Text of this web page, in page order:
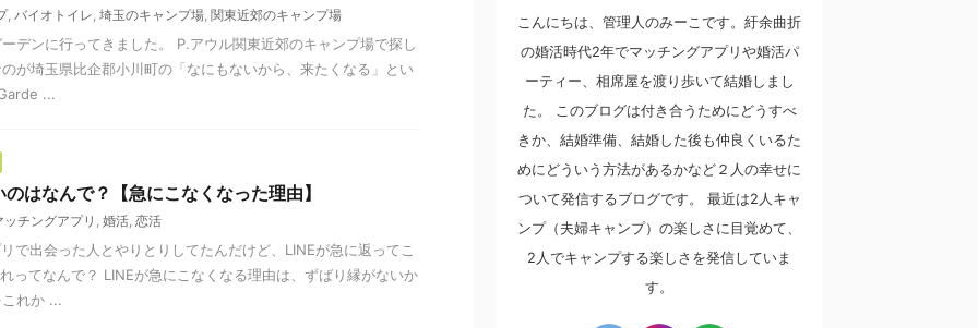
, バイオトイレ, 埼玉のキャンプ場, 関東近郊のキャンプ場
デンに行ってきました。 P.アウル関東近郊のキャンプ場で探し
が埼玉県比企郡小川町の「なにもないから、来たくなる」とい
...
はなんで？【急にこなくなった理由】
ッチングアプリ , 婚活, 恋活
で出会った人とやりとりしてたんだけど、LINEが急に返ってこ
ってなんで？ LINEが急にこなくなる理由は、ずばり縁がないか
れか ...
こんにちは、管理人のみーこです。紆余曲折
の婚活時代2年でマッチングアプリや婚活パ
ーティー、相席屋を渡り歩いて結婚しまし
た。 このブログは付き合うためにどうすべ
きか、結婚準備、結婚した後も仲良くいるた
めにどういう方法があるかなど２人の幸せに
ついて発信するブログです。 最近は2人キャ
ンプ（夫婦キャンプ）の楽しさに目覚めて、
2人でキャンプする楽しさを発信していま
す。